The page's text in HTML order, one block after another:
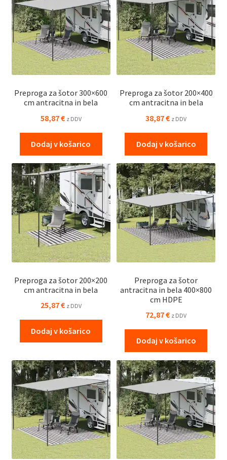
Preproga za šotor 300×600
cm antracitna in bela
58,87€ z DDV
Dodaj v košarico
Preproga za šotor 200×400
cm antracitna in bela
38,87€ z DDV
Dodaj v košarico
Preproga za šotor 200×200
cm antracitna in bela
25,87€ z DDV
Dodaj v košarico
Preproga za šotor
antracitna in bela 400×800
cm HDPE
72,87€ z DDV
Dodaj v košarico